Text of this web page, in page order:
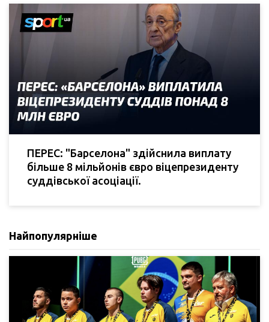
ПЕРЕС: "Барселона" здійснила виплату
більше 8 мільйонів євро віцепрезиденту
суддівської асоціації.
Найпопулярніше